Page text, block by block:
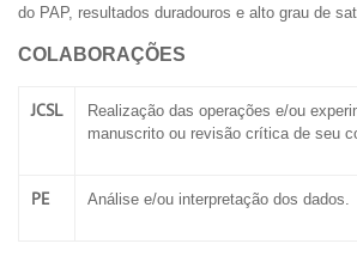
do PAP, resultados duradouros e alto grau de
COLABORAÇÕES
JCSL
Realização das operações e/ou
manuscrito ou revisão crítica de seu
PE Análise e/ou interpretação dos dados.